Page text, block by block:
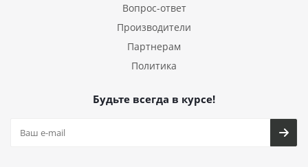
Вопрос-ответ
Производители
Партнерам
Политика
Будьте всегда в курсе!